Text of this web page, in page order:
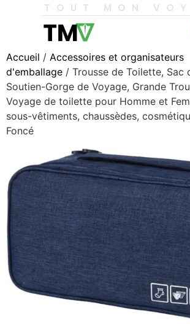
TOUT MON
Accueil / Accessoires et organisateurs
d'emballage / Trousse de Toilette, Sac
Soutien-Gorge de Voyage, Grande
Voyage de toilette pour Homme et
sous-vêtiments, chaussèdes,
Foncé